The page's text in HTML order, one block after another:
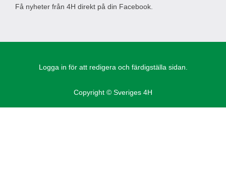
Få nyheter från 4H direkt på din Facebook.
Logga in för att redigera och färdigställa sidan.
Copyright © Sveriges 4H